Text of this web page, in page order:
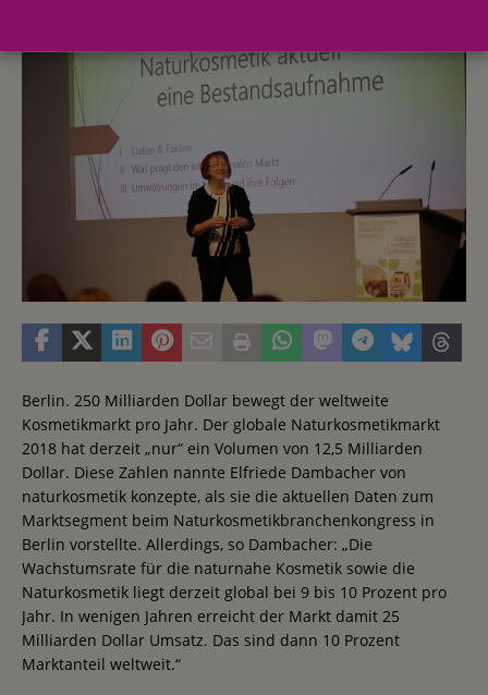
Berlin. 250 Milliarden Dollar bewegt der weltweite
Kosmetikmarkt pro Jahr. Der globale Naturkosmetikmarkt
2018 hat derzeit „nur“ ein Volumen von 12,5 Milliarden
Dollar. Diese Zahlen nannte Elfriede Dambacher von
naturkosmetik konzepte, als sie die aktuellen Daten zum
Marktsegment beim Naturkosmetikbranchenkongress in
Berlin vorstellte. Allerdings, so Dambacher: „Die
Wachstumsrate für die naturnahe Kosmetik sowie die
Naturkosmetik liegt derzeit global bei 9 bis 10 Prozent pro
Jahr. In wenigen Jahren erreicht der Markt damit 25
Milliarden Dollar Umsatz. Das sind dann 10 Prozent
Marktanteil weltweit.“